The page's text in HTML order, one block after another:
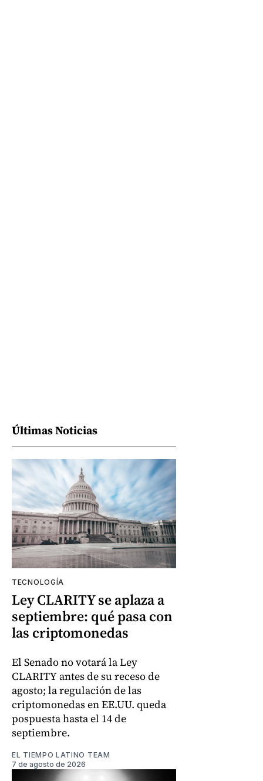
Últimas Noticias
TECNOLOGÍA
Ley CLARITY se aplaza a
septiembre: qué pasa con
las criptomonedas
El Senado no votará la Ley
CLARITY antes de su receso de
agosto; la regulación de las
criptomonedas en EE.UU. queda
pospuesta hasta el 14 de
septiembre.
EL TIEMPO LATINO TEAM
7 de agosto de 2026